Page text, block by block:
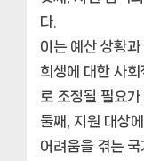
다.
이는 예산 상황
희생에 대한 사
로 조정될 필요가
둘째, 지원 대상
어려움을 겪는